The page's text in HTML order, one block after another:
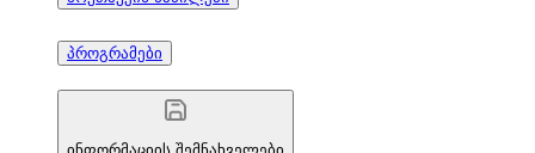
პროგრამები